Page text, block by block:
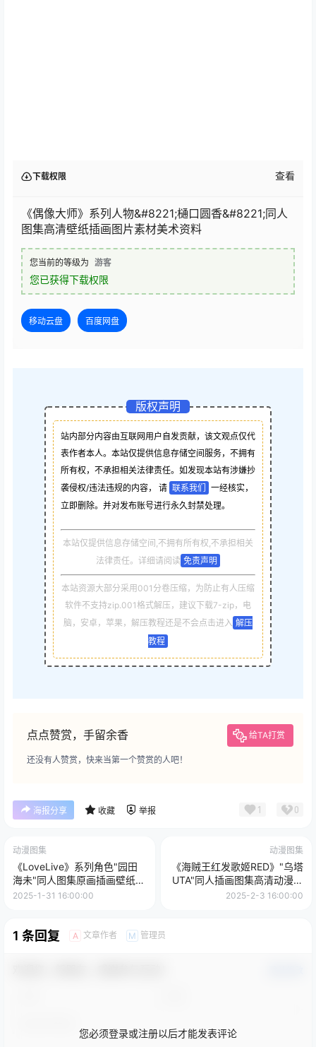
下载权限 查看
《偶像大师》系列人物&#8221;樋口圆香&#8221;同人
图集高清壁纸插画图片素材美术资料
您当前的等级为 游客
您已获得下载权限
移动云盘 百度网盘
版权声明
站内部分内容由互联网用户自发贡献，该文观点仅代
表作者本人。本站仅提供信息存储空间服务，不拥有
所有权，不承担相关法律责任。如发现本站有涉嫌抄
袭侵权/违法违规的内容， 请 联系我们
一经核实，
立即删除。并对发布账号进行永久封禁处理。
本站仅提供信息存储空间,不拥有所有权,不承担相关
法律责任。详细请阅读 免责声明
本站资源大部分采用001分卷压缩，为防止有人压缩
软件不支持zip.001格式解压，建议下载7-zip，电
脑，安卓，苹果，解压教程还是不会点击进入 解压
教程
点点赞赏，手留余香 给TA打赏
还没有人赞赏，快来当第一个赞赏的人吧！
海报分享 收藏 举报 1 0
动漫图集
《LoveLive》系列角色"园田
海未"同人图集原画插画壁纸图
片素材美术资料
2025-1-31 16:00:00
动漫图集
《海贼王红发歌姬RED》"乌塔
UTA"同人插画图集高清动漫壁
纸原画图片素材
2025-2-3 16:00:00
1 条回复 A 文章作者 M 管理员
您必须登录或注册以后才能发表评论